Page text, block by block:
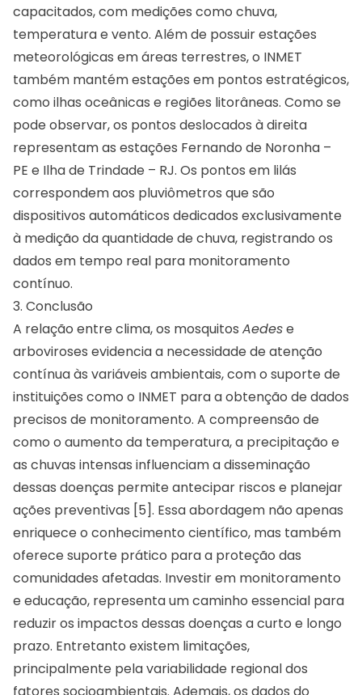
capacitados, com medições como chuva,
temperatura e vento. Além de possuir estações
meteorológicas em áreas terrestres, o INMET
também mantém estações em pontos estratégicos,
como ilhas oceânicas e regiões litorâneas. Como se
pode observar, os pontos deslocados à direita
representam as estações Fernando de Noronha –
PE e Ilha de Trindade – RJ. Os pontos em lilás
correspondem aos pluviômetros que são
dispositivos automáticos dedicados exclusivamente
à medição da quantidade de chuva, registrando os
dados em tempo real para monitoramento
contínuo.​
3. Conclusão
A relação entre clima, os mosquitos Aedese
arboviroses evidencia a necessidade de atenção
contínua às variáveis ambientais, com o suporte de
instituições como o INMET para a obtenção de dados
precisos de monitoramento. A compreensão de
como o aumento da temperatura, a precipitação e
as chuvas intensas influenciam a disseminação
dessas doenças permite antecipar riscos e planejar
ações preventivas [5]. Essa abordagem não apenas
enriquece o conhecimento científico, mas também
oferece suporte prático para a proteção das
comunidades afetadas. Investir em monitoramento
e educação, representa um caminho essencial para
reduzir os impactos dessas doenças a curto e longo
prazo. Entretanto existem limitações,
principalmente pela variabilidade regional dos